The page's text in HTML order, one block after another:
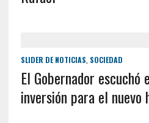
SLIDER DE NOTICIAS SOCIEDAD
El Gobernador
inversión para el nuevo